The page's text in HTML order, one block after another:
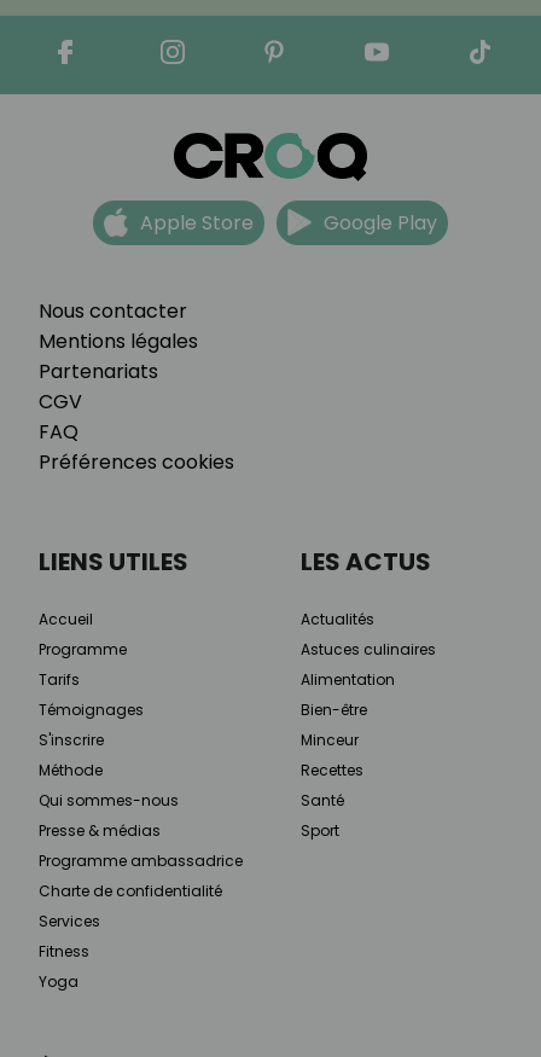
Nous contacter
Mentions légales
Partenariats
CGV
FAQ
Préférences cookies
Apple Store Google Play
LIENS UTILES
Accueil
Programme
Tarifs
Témoignages
S'inscrire
Méthode
Qui sommes-nous
Presse & médias
Programme ambassadrice
Charte de confidentialité
Services
Fitness
Yoga
LES ACTUS
Actualités
Astuces culinaires
Alimentation
Bien-être
Minceur
Recettes
Santé
Sport